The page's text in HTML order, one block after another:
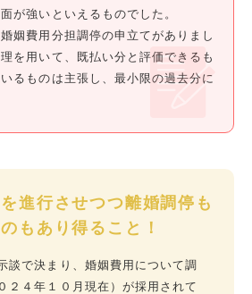
が強いといえるものでした。
姻費用分担調停の申立てがありまし
を用いて、既払い分と評価できるも
るものは主張し、最小限の過去分に
進行させつつ離婚調停も
もあり得ること！
談で決まり、婚姻費用について調
２４年１０月現在）が採用されて